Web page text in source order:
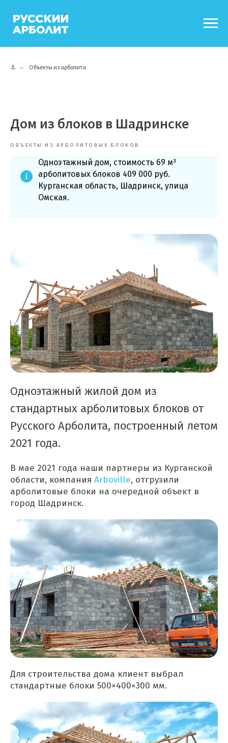
⚓ → Объекты из арболита
Дом из блоков в Шадринске
ОБЪЕКТЫ ИЗ АРБОЛИТОВЫХ БЛОКОВ
Одноэтажный дом, стоимость 69 м³
арболитовых блоков 409 000 руб.
Курганская область, Шадринск, улица
Омская.
Одноэтажный жилой дом из
стандартных арболитовых блоков от
Русского Арболита, построенный летом
2021 года.
В мае 2021 года наши партнеры из Курганской
области, компания Arboville, отгрузили
арболитовые блоки на очередной объект в
город Шадринск.
Для строительства дома клиент выбрал
стандартные блоки 500×400×300 мм.